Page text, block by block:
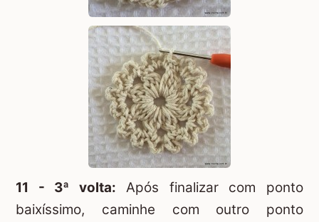
11 - 3ª volta: Após finalizar com ponto
baixíssimo, caminhe com outro ponto